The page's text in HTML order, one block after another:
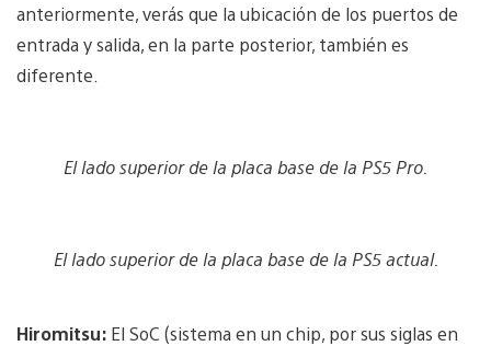
anteriormente, verás que la ubicación de los puertos de
entrada y salida, en la parte posterior, también es
diferente.
El lado superior de la placa base de la PS5 Pro.
El lado superior de la placa base de la PS5 actual.
Hiromitsu: El SoC (sistema en un chip, por sus siglas en